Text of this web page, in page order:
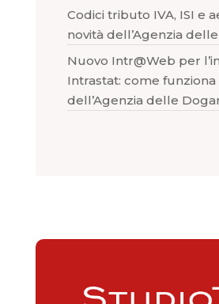
Codici tributo IVA, ISI e
novità dell’Agenzia
Nuovo Intr@Web per
Intrastat: come
dell’Agenzia delle